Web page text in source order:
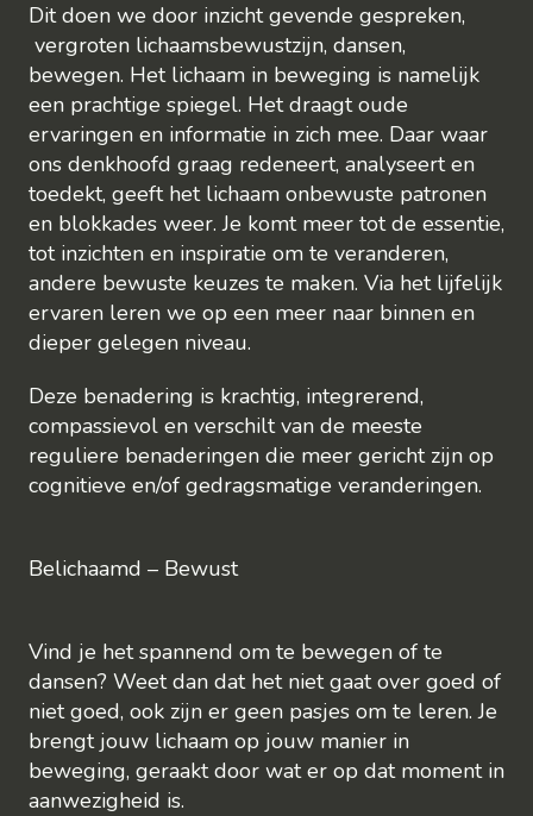
Dit doen we door inzicht gevende gespreken,
vergroten lichaamsbewustzijn, dansen,
bewegen. Het lichaam in beweging is namelijk
een prachtige spiegel. Het draagt oude
ervaringen en informatie in zich mee. Daar waar
ons denkhoofd graag redeneert, analyseert en
toedekt, geeft het lichaam onbewuste patronen
en blokkades weer. Je komt meer tot de essentie,
tot inzichten en inspiratie om te veranderen,
andere bewuste keuzes te maken. Via het lijfelijk
ervaren leren we op een meer naar binnen en
dieper gelegen niveau.
Deze benadering is krachtig, integrerend,
compassievol en verschilt van de meeste
reguliere benaderingen die meer gericht zijn op
cognitieve en/of gedragsmatige veranderingen.
Belichaamd – Bewust
Vind je het spannend om te bewegen of te
dansen? Weet dan dat het niet gaat over goed of
niet goed, ook zijn er geen pasjes om te leren. Je
brengt jouw lichaam op jouw manier in
beweging, geraakt door wat er op dat moment in
aanwezigheid is.